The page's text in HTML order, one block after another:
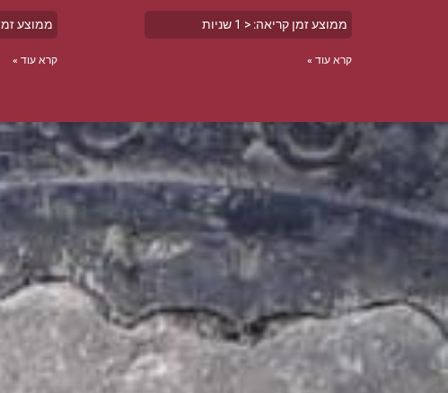
ממוצע זמן קריאה: < 1 שניות
קרא עוד »
ממוצע
קרא עוד »